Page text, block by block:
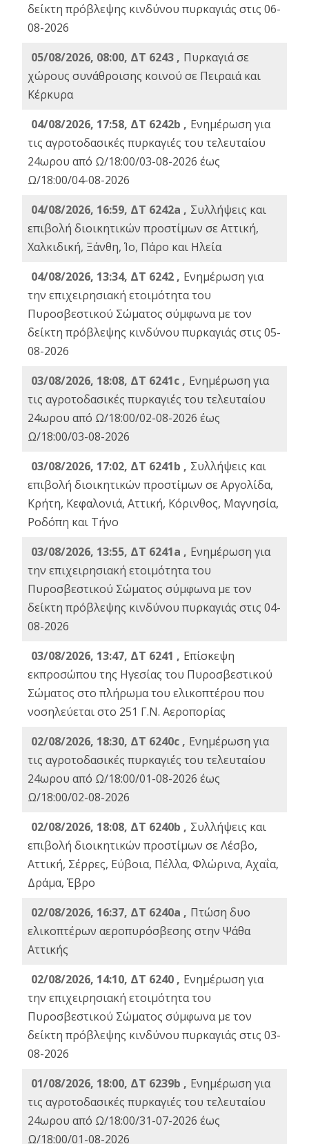
δείκτη πρόβλεψης κινδύνου πυρκαγιάς στις 06-
08-2026
05/08/2026, 08:00, ΔΤ 6243 , Πυρκαγιά σε
χώρους συνάθροισης κοινού σε Πειραιά και
Κέρκυρα
04/08/2026, 17:58, ΔΤ 6242b , Ενημέρωση για
τις αγροτοδασικές πυρκαγιές του τελευταίου
24ωρου από Ω/18:00/03-08-2026 έως
Ω/18:00/04-08-2026
04/08/2026, 16:59, ΔΤ 6242a , Συλλήψεις και
επιβολή διοικητικών προστίμων σε Αττική,
Χαλκιδική, Ξάνθη, Ίο, Πάρο και Ηλεία
04/08/2026, 13:34, ΔΤ 6242 , Ενημέρωση για
την επιχειρησιακή ετοιμότητα του
Πυροσβεστικού Σώματος σύμφωνα με τον
δείκτη πρόβλεψης κινδύνου πυρκαγιάς στις 05-
08-2026
03/08/2026, 18:08, ΔΤ 6241c , Ενημέρωση για
τις αγροτοδασικές πυρκαγιές του τελευταίου
24ωρου από Ω/18:00/02-08-2026 έως
Ω/18:00/03-08-2026
03/08/2026, 17:02, ΔΤ 6241b , Συλλήψεις και
επιβολή διοικητικών προστίμων σε Αργολίδα,
Κρήτη, Κεφαλονιά, Αττική, Κόρινθος, Μαγνησία,
Ροδόπη και Τήνο
03/08/2026, 13:55, ΔΤ 6241a , Ενημέρωση για
την επιχειρησιακή ετοιμότητα του
Πυροσβεστικού Σώματος σύμφωνα με τον
δείκτη πρόβλεψης κινδύνου πυρκαγιάς στις 04-
08-2026
03/08/2026, 13:47, ΔΤ 6241 , Επίσκεψη
εκπροσώπου της Ηγεσίας του Πυροσβεστικού
Σώματος στο πλήρωμα του ελικοπτέρου που
νοσηλεύεται στο 251 Γ.Ν. Αεροπορίας
02/08/2026, 18:30, ΔΤ 6240c , Ενημέρωση για
τις αγροτοδασικές πυρκαγιές του τελευταίου
24ωρου από Ω/18:00/01-08-2026 έως
Ω/18:00/02-08-2026
02/08/2026, 18:08, ΔΤ 6240b , Συλλήψεις και
επιβολή διοικητικών προστίμων σε Λέσβο,
Αττική, Σέρρες, Εύβοια, Πέλλα, Φλώρινα, Αχαΐα,
Δράμα, Έβρο
02/08/2026, 16:37, ΔΤ 6240a , Πτώση δυο
ελικοπτέρων αεροπυρόσβεσης στην Ψάθα
Αττικής
02/08/2026, 14:10, ΔΤ 6240 , Ενημέρωση για
την επιχειρησιακή ετοιμότητα του
Πυροσβεστικού Σώματος σύμφωνα με τον
δείκτη πρόβλεψης κινδύνου πυρκαγιάς στις 03-
08-2026
01/08/2026, 18:00, ΔΤ 6239b , Ενημέρωση για
τις αγροτοδασικές πυρκαγιές του τελευταίου
24ωρου από Ω/18:00/31-07-2026 έως
Ω/18:00/01-08-2026